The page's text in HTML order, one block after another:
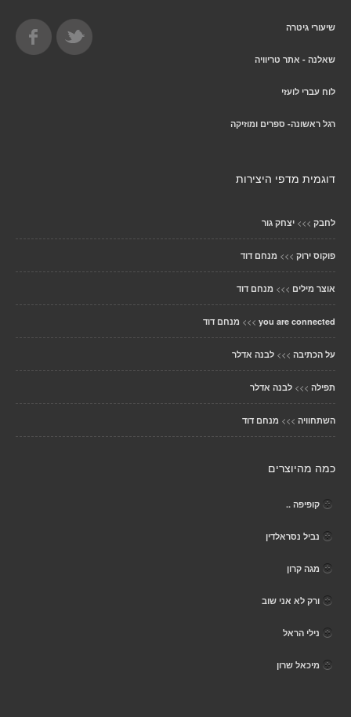
שיעורי גיטרה
שאלנה - אתר טריוויה
לוח עברי לועזי
רגל ראשונה- ספרים ומוזיקה
דוגמית מדפי היצירות
לחבק >>> יצחק גור
פוקוס ירוק >>> מנחם דוד
אוצר מילים >>> מנחם דוד
you are connected
>>> מנחם דוד
על הכתיבה >>> לבנה אדלר
תפילה >>> לבנה אדלר
השתחוויה >>> מנחם דוד
כמה מהיוצרים
קופיפה ..
נביל נסראלדין
מגה קרון
ורק לא אני שוב
נילי הראל
מיכאל שרון